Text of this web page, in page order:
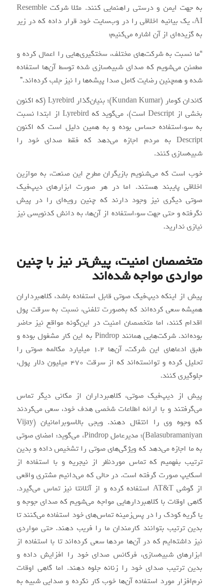
به جهت ایمن و درستی راهنمایی کنند. مثلا شرکت Resemble
AI، یک بیانیه اخلاقی را در وب‌سایت خود قرار داده که در زیر
به گزیده‌ای از آن اشاره می‌کنیم:
“ما نسبت به شرکت‌های مختلف، سختگیری‌هایی را اعمال کرده و
مطمئن می‌شویم که صدای شبیه‌سازی شده توسط آن‌ها استفاده
شده و همچنین رضایت کامل صدا پیشه‌ها را نیز جلب کرده‌اند.”
کاندان کومار (Kundan Kumar)؛ بنیان‌گذار Lyrebird (که اکنون
بخشی از Descript است)، می‌گوید که Lyrebird از ابتدا نسبت
به سوءاستفاده حساس بوده و به همین دلیل است که اکنون
Descript به مردم اجازه می‌دهد که فقط صدای خود را
شبیه‌سازی کنند.
خوب است که می‌شنویم بازیگران مطرح این صنعت، به موازین
اخلاقی پایبند هستند. اما در هر صورت ابزارهای دیپ‌فیک
صوتی دیگری نیز وجود دارند که چنین رویه‌ای را در پیش
نگرفته و حتی جهت سوءاستفاده از آن‌ها، به دانش کدنویسی نیز
نیازی ندارید.
متخصصان امنیت، پیش‌تر نیز با چنین
مواردی مواجه شده‌اند
پیش‌ از اینکه دیپ‌فیک صوتی قابل استفاده باشد، کلاهبرداران
همیشه سعی کرده‌اند که به‌صورت تلفنی، نسبت به سرقت پول
اقدام کنند، اما متخصصان امنیت در این‌گونه مواقع نیز حاضر
بوده‌اند. شرکت‌هایی همانند Pindrop به این کار مشغول بوده و
طبق ادعاهای این شرکت، آن‌ها 1.2 میلیارد مکالمه صوتی را
تحلیل کرده و توانسته‌اند که از سرقت 470 میلیون دلار پول،
جلوگیری کنند.
پیش از دیپ‌فیک صوتی، کلاهبرداران از مکانی دیگر تماس
می‌گرفتند و با ارائه اطلاعات شخصی هدف خود، سعی می‌کردند
که وجوه وی را انتقال دهند. ویجی بالاسوبرامانیان (Vijay
Balasubramaniyan)؛ مدیرعامل Pindrop، می‌گوید: امضای صوتی
به ما اجازه می‌دهد که ویژگی‌های صوتی را تشخیص داده و بدین
ترتیب بفهمیم که تماس موردنظر از نیجریه و با استفاده از
اسکایپ صورت گرفته است. در حالی که می‌دانیم مشتری واقعی
از گوشی AT&T استفاده کرده و از آتلانتا نیز تماس می‌گیرد.
گاهی اوقات با کلاهبردارهایی مواجه می‌شویم که صدای جوجه و
یا گریه کودک را در پس‌زمینه تماس‌های خود استفاده می‌کنند تا
بدین ترتیب بتوانند کارمندان ما را فریب دهند. حتی مواردی
نیز داشته‌ایم که در آن‌ها مردها سعی کرده‌اند تا با استفاده از
ابزارهای شبیه‌سازی، فرکانس صدای خود را افزایش داده و
بدین ترتیب صدای خود را زنانه جلوه دهند. اما گاهی اوقات
نرم‌افزار مورد استفاده آن‌ها خوب کار نکرده و صدایی شبیه به